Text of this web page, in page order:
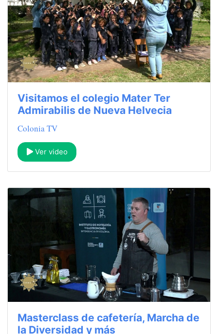
Visitamos el colegio Mater Ter
Admirabilis de Nueva Helvecia
Colonia TV
Ver video
Masterclass de cafetería, Marcha de
la Diversidad y más